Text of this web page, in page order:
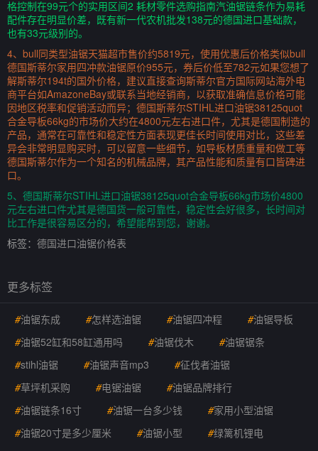
格控制在99元个的实用区间2 耗材零件选购指南汽油锯链条作为易耗
配件存在明显价差，既有新一代农机批发138元的德国进口基础款，
也有33元级别的。
4、bull同类型油锯天猫超市售价约5819元，使用优惠后价格类似bull
德国斯蒂尔家用四冲款油锯原价955元，券后价低至782元如果您想了
解斯蒂尔194t的国外价格，建议直接查询斯蒂尔官方国际网站海外电
商平台如AmazoneBay或联系当地经销商，以获取准确信息价格可能
因地区税率和促销活动而异；德国斯蒂尔STIHL进口油锯38125quot
合金导板66kg的市场价大约在4800元左右进口件，尤其是德国制造的
产品，通常在可靠性和稳定性方面表现更佳长时间使用对比，这些差
异会非常明显购买时，可以留意一些细节，如导板材质重量和做工等
德国斯蒂尔作为一个知名的机械品牌，其产品性能和质量有口皆碑进
口。
5、德国斯蒂尔STIHL进口油锯38125quot合金导板66kg市场价4800
元左右进口件尤其是德国货一般可靠性，稳定性会好很多，长时间对
比工作是很容易区分的，希望能帮到您，谢谢。
标签： 德国进口油锯价格表
更多标签
#油锯东成 #怎样选油锯 #油锯四冲程 #油锯导板
#油锯52缸和58缸通用吗 #油锯伐木 #油锯锯条
#stihl油锯 #油锯声音mp3 #征伐者油锯
#草坪机采购 #电锯油锯 #油锯品牌排行
#油锯链条16寸 #油锯一台多少钱 #家用小型油锯
#油锯20寸是多少厘米 #油锯小型 #绿篱机锂电